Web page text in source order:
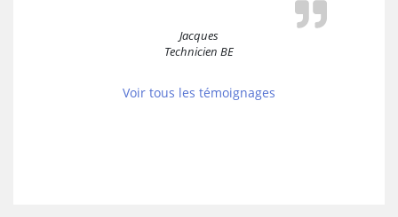
Jacques
Technicien BE
Voir tous les témoignages